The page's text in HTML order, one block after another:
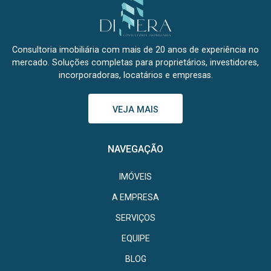
Consultoria imobiliária com mais de 20 anos de experiência no
mercado. Soluções completas para proprietários, investidores,
incorporadoras, locatários e empresas.
VEJA MAIS
NAVEGAÇÃO
IMÓVEIS
A EMPRESA
SERVIÇOS
EQUIPE
BLOG